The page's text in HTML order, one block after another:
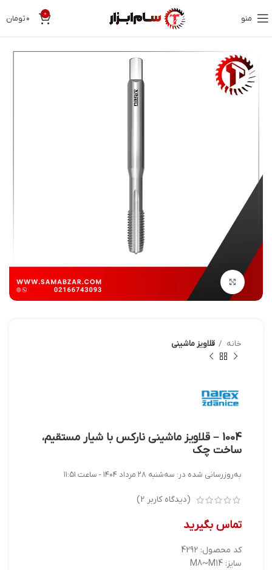
منو 0 ۰تومان
بزرگنمایی تصویر
خانه قلاویز ماشینی
1004 – قلاویز ماشینی نارکس با شیار مستقیم،
ساخت چک
به‌روزرسانی شده در: سه‌شنبه ۲۸ مرداد ۱۴۰۴ - ساعت ۱۱:۵۱
(دیدگاه کاربر 2
)
تماس بگیرید
کد محصول: 4292
سایز: M8~M14